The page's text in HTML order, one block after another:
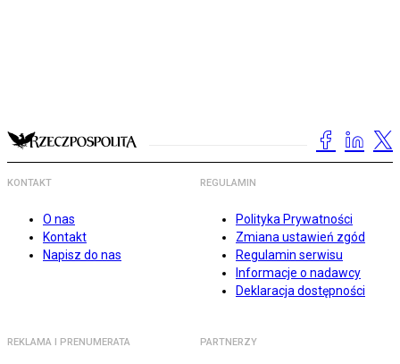
KONTAKT
O nas
Kontakt
Napisz do nas
REGULAMIN
Polityka Prywatności
Zmiana ustawień zgód
Regulamin serwisu
Informacje o nadawcy
Deklaracja dostępności
REKLAMA I PRENUMERATA PARTNERZY